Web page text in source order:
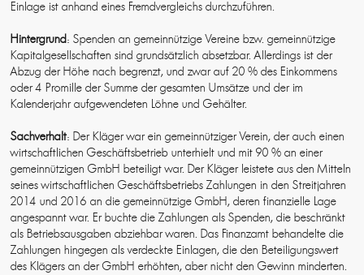
Einlage ist anhand eines Fremdvergleichs durchzuführen.
Hintergrund: Spenden an gemeinnützige Vereine bzw. gemeinnützige
Kapitalgesellschaften sind grundsätzlich absetzbar. Allerdings ist der
Abzug der Höhe nach begrenzt, und zwar auf 20 % des Einkommens
oder 4 Promille der Summe der gesamten Umsätze und der im
Kalenderjahr aufgewendeten Löhne und Gehälter.
Sachverhalt: Der Kläger war ein gemeinnütziger Verein, der auch einen
wirtschaftlichen Geschäftsbetrieb unterhielt und mit 90 % an einer
gemeinnützigen GmbH beteiligt war. Der Kläger leistete aus den Mitteln
seines wirtschaftlichen Geschäftsbetriebs Zahlungen in den Streitjahren
2014 und 2016 an die gemeinnützige GmbH, deren finanzielle Lage
angespannt war. Er buchte die Zahlungen als Spenden, die beschränkt
als Betriebsausgaben abziehbar waren. Das Finanzamt behandelte die
Zahlungen hingegen als verdeckte Einlagen, die den Beteiligungswert
des Klägers an der GmbH erhöhten, aber nicht den Gewinn minderten.